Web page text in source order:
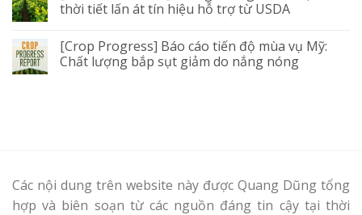
thời tiết lấn át tín hiệu hỗ trợ từ USDA
[Crop Progress] Báo cáo tiến độ mùa vụ Mỹ:
Chất lượng bắp sụt giảm do nắng nóng
Các nội dung trên website này được Quang Dũng tổng
hợp và biên soạn từ các nguồn đáng tin cậy tại thời